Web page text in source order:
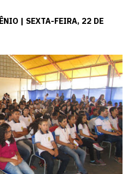
| SEXTA-FEIRA, 22 DE